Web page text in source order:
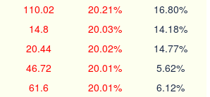
110.02 20.21% 16.80%
14.8 20.03% 14.18%
20.44 20.02% 14.77%
46.72 20.01% 5.62%
61.6 20.01% 6.12%